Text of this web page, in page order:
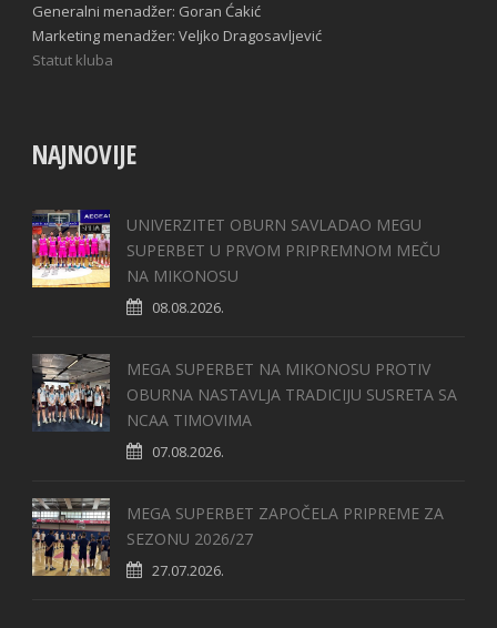
Generalni menadžer: Goran Ćakić
Marketing menadžer: Veljko Dragosavljević
Statut kluba
NAJNOVIJE
UNIVERZITET OBURN SAVLADAO MEGU
SUPERBET U PRVOM PRIPREMNOM MEČU
NA MIKONOSU
08.08.2026.
MEGA SUPERBET NA MIKONOSU PROTIV
OBURNA NASTAVLJA TRADICIJU SUSRETA SA
NCAA TIMOVIMA
07.08.2026.
MEGA SUPERBET ZAPOČELA PRIPREME ZA
SEZONU 2026/27
27.07.2026.